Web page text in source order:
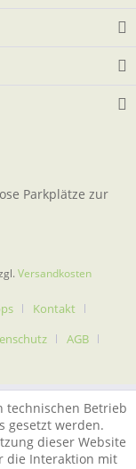
Parkplätze zur
Versandkosten
Kontakt
AGB
technischen Betrieb
gesetzt werden.
dieser Website
die Interaktion mit